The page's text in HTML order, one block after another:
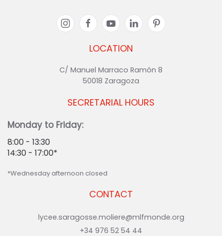
LOCATION
C/ Manuel Marraco Ramón 8
50018 Zaragoza
CONTACT
lycee.saragosse.moliere@mlfmonde.org
+34 976 52 54 44
SECRETARIAL HOURS
Monday to Friday:
8:00 - 13:30
14:30 - 17:00*
*Wednesday afternoon closed